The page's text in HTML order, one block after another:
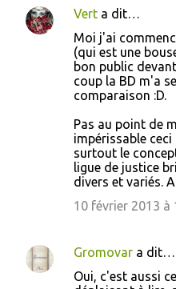
Vert a dit…
Moi j'ai
(qui est une
bon public
coup la BD m'a
comparaison :D.
Pas au point de
impérissable
surtout le
ligue de justice
divers et variés.
10 février 2013 à
Gromovar a dit…
Oui, c'est aussi